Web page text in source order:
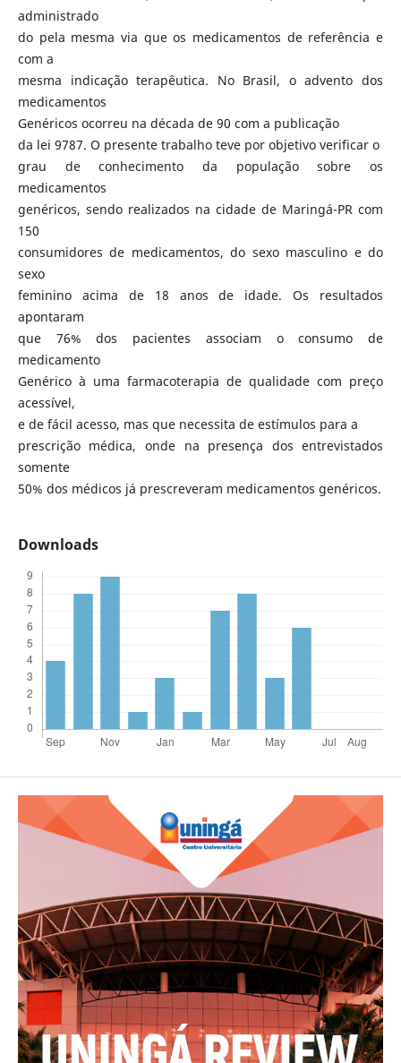
administrado
do pela mesma via que os medicamentos de referência e
com a
mesma indicação terapêutica. No Brasil, o advento dos
medicamentos
Genéricos ocorreu na década de 90 com a publicação
da lei 9787. O presente trabalho teve por objetivo verificar o
grau de conhecimento da população sobre os
medicamentos
genéricos, sendo realizados na cidade de Maringá-PR com
150
consumidores de medicamentos, do sexo masculino e do
sexo
feminino acima de 18 anos de idade. Os resultados
apontaram
que 76% dos pacientes associam o consumo de
medicamento
Genérico à uma farmacoterapia de qualidade com preço
acessível,
e de fácil acesso, mas que necessita de estímulos para a
prescrição médica, onde na presença dos entrevistados
somente
50% dos médicos já prescreveram medicamentos genéricos.
Downloads